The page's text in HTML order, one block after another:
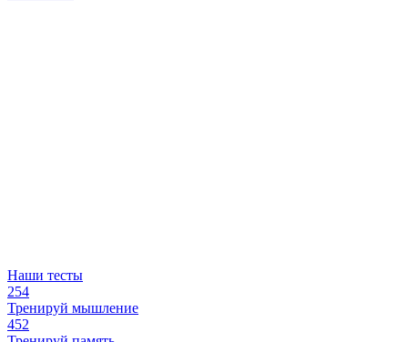
Наши тесты
254
Тренируй мышление
452